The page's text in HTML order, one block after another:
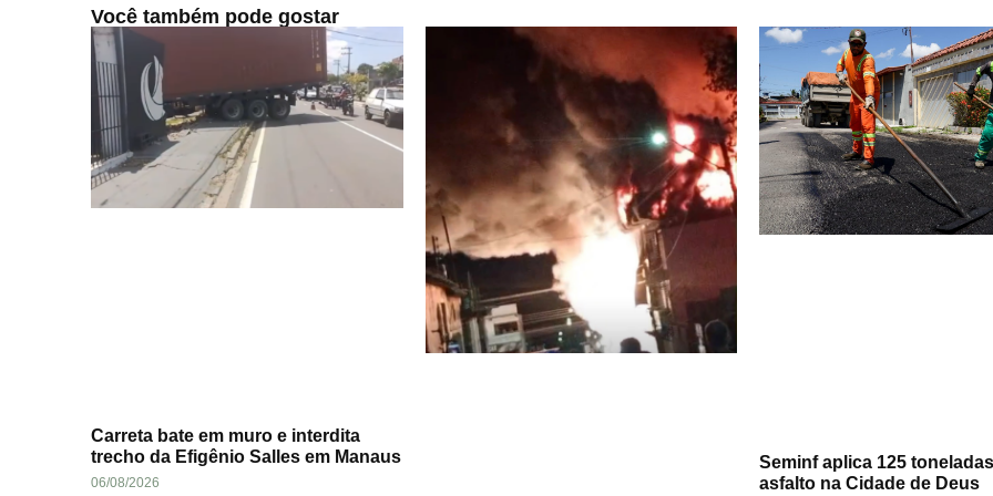
Você também pode gostar
Carreta bate em muro e interdita
trecho da Efigênio Salles em Manaus
06/08/2026
Seminf aplica 125
asfalto na Cidade de Deus